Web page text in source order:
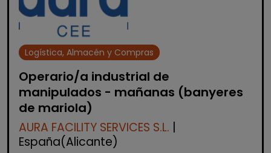
Logística, Almacén y Compras
Operario/a industrial de
manipulados - mañanas (banyeres
de mariola)
AURA FACILITY SERVICES S.L. |
España(Alicante)